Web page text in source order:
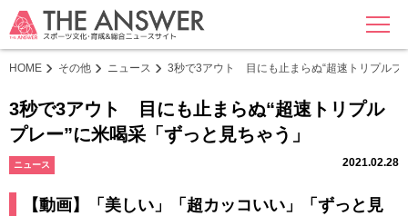
MENU
HOME その他 ニュース 3秒で3アウト 目にも止まらぬ“超速トリプルプ
3秒で3アウト 目にも止まらぬ“超速トリプル
プレー”に米喝采「ずっと見ちゃう」
ニュース 2021.02.28
【動画】「美しい」「超カッコいい」「ずっと見